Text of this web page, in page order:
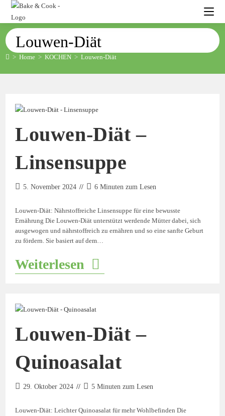
Louwen-Diät
> Home > KOCHEN > Louwen-Diät
Louwen-Diät –
Linsensuppe
5. November 2024 6 Minuten zum Lesen
Louwen-Diät: Nährstoffreiche Linsensuppe für eine bewusste
Ernährung Die Louwen-Diät unterstützt werdende Mütter dabei, sich
ausgewogen und nährstoffreich zu ernähren und so eine sanfte Geburt
zu fördern. Sie basiert auf dem…
Weiterlesen
Louwen-Diät –
Quinoasalat
29. Oktober 2024 5 Minuten zum Lesen
Louwen-Diät: Leichter Quinoasalat für mehr Wohlbefinden Die